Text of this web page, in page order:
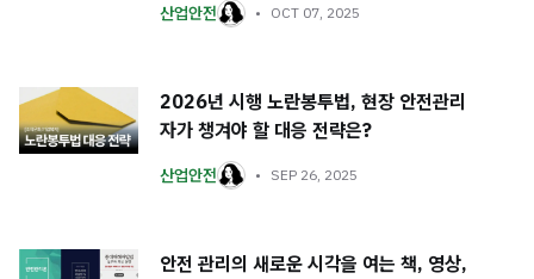
산업안전 OCT 07, 2025
2026년 시행 노란봉투법, 현장 안전관리
자가 챙겨야 할 대응 전략은?
산업안전 SEP 26, 2025
안전 관리의 새로운 시각을 여는 책, 영상,